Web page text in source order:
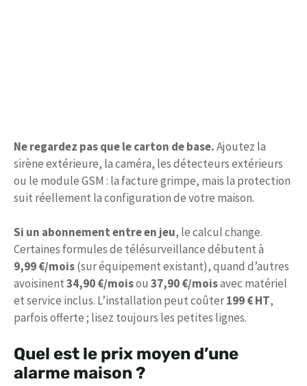
Ne regardez pas que le carton de base.Ajoutez la
sirène extérieure, la caméra, les détecteurs extérieurs
ou le module GSM : la facture grimpe, mais la protection
suit réellement la configuration de votre maison.
Si un abonnement entre en jeu, le calcul change.
Certaines formules de télésurveillance débutent à
9,99 €/mois(sur équipement existant), quand d’autres
avoisinent34,90 €/moisou 37,90 €/moisavec matériel
et service inclus. L’installation peut coûter199 € HT,
parfois offerte ; lisez toujours les petites lignes.
Quel est le prix moyen d’une
alarme maison ?